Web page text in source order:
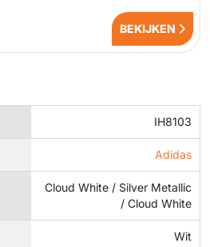
BEKIJKEN
IH8103
Adidas
Cloud White / Silver Metallic
/ Cloud White
Wit